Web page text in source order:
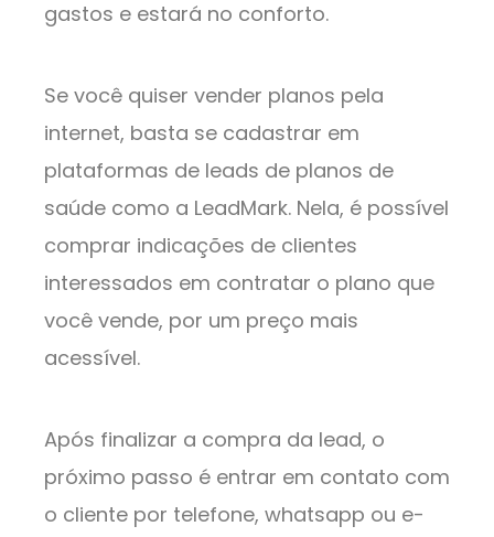
gastos e estará no conforto.
Se você quiser vender planos pela
internet, basta se cadastrar em
plataformas de leads de planos de
saúde como a LeadMark. Nela, é possível
comprar indicações de clientes
interessados em contratar o plano que
você vende, por um preço mais
acessível.
Após finalizar a compra da lead, o
próximo passo é entrar em contato com
o cliente por telefone, whatsapp ou e-